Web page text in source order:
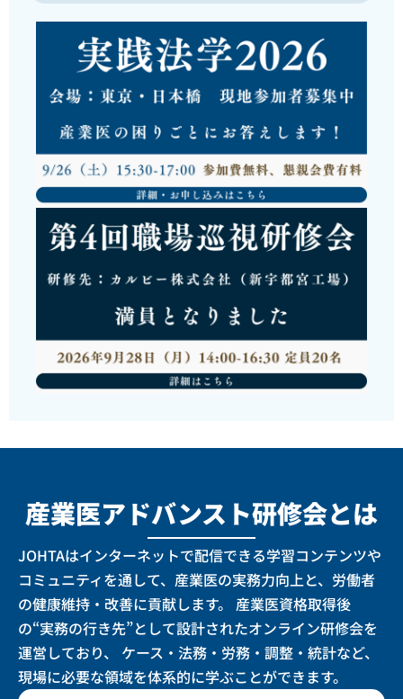
産業医アドバンスト研修会とは
JOHTAはインターネットで配信できる学習コンテンツや
コミュニティを通して、 産業医の実務力向上と、労働者
の健康維持・改善に貢献します。 産業医資格取得後
の“実務の行き先”として設計されたオンライン研修会を
運営しており、 ケース・法務・労務・調整・統計など、
現場に必要な領域を体系的に学ぶことができます。